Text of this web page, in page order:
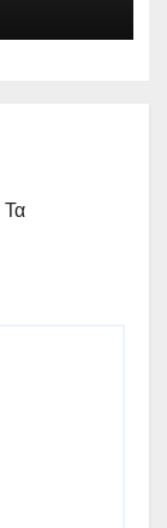
Τα